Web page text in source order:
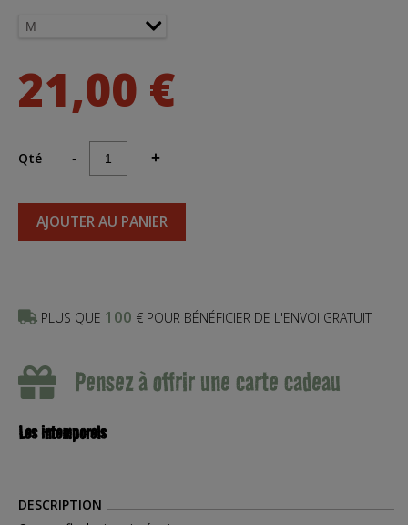
21,00 €
Qté - +
AJOUTER AU PANIER
PLUS QUE 100 € POUR BÉNÉFICIER DE L'ENVOI GRATUIT
Pensez à offrir une carte cadeau
Les intemporels
DESCRIPTION